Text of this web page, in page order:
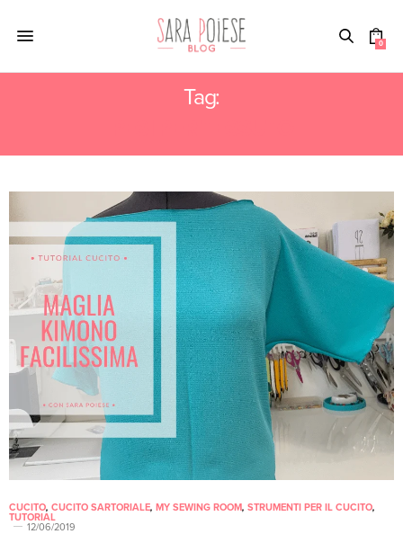
0
Tag:
CUCITO, CUCITO SARTORIALE, MY SEWING ROOM, STRUMENTI PER IL CUCITO,
TUTORIAL
12/06/2019